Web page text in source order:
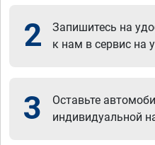
2
Запишитесь на
к нам в сервис на
3
Оставьте
индивидуальной